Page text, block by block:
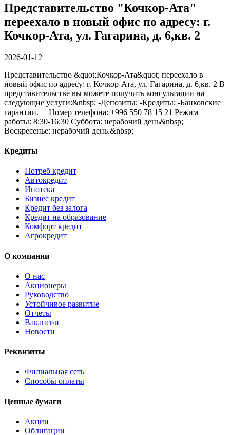
Представительство "Кочкор-Ата"
переехало в новый офис по адресу: г.
Кочкор-Ата, ул. Гагарина, д. 6,кв. 2
2026-01-12
Представительство &quot;Кочкор-Ата&quot; переехало в
новый офис по адресу: г. Кочкор-Ата, ул. Гагарина, д. 6,кв. 2 В
представительстве вы можете получить консультации на
следующие услуги:&nbsp; -Депозиты; -Кредиты; -Банковские
гарантии. ⠀ Номер телефона: +996 550 78 15 21 Режим
работы: 8:30-16:30 Суббота: нерабочий день&nbsp;
Воскресенье: нерабочий день.&nbsp;
Кредиты
Потреб кредит
Автокредит
Ипотека
Бизнес кредит
Кредит без залога
Кредит на образование
Комфорт кредит
Агрокредит
О компании
О нас
Акционеры
Руководство
Устойчивое развитие
Отчеты
Вакансии
Новости
Реквизиты
Филиальная сеть
Способы оплаты
Ценные бумаги
Акции
Облигации